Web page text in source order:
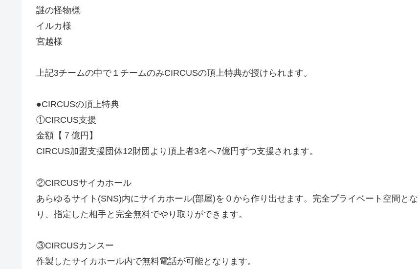
謎の怪物様
イルカ様
宮越様
上記3チームの中で１チームのみCIRCUSの頂上特典が授けられます。
●CIRCUSの頂上特典
①CIRCUS支援
金額【７億円】
CIRCUS加盟支援団体12財団より頂上者3名へ7億円ずつ支援されます。
②CIRCUSサイカホール
あらゆるサイト(SNS)内にサイカホール(部屋)を０から作り出せます。完全プライベート空間とな
り、指定した相手と完全無料でやり取りができます。
③CIRCUSカンスー
作製したサイカホール内で無料電話が可能となります。